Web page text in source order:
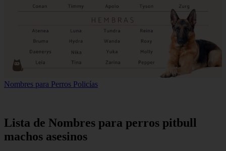
Nombres para Perros Policías
Lista de Nombres para perros pitbull
machos asesinos